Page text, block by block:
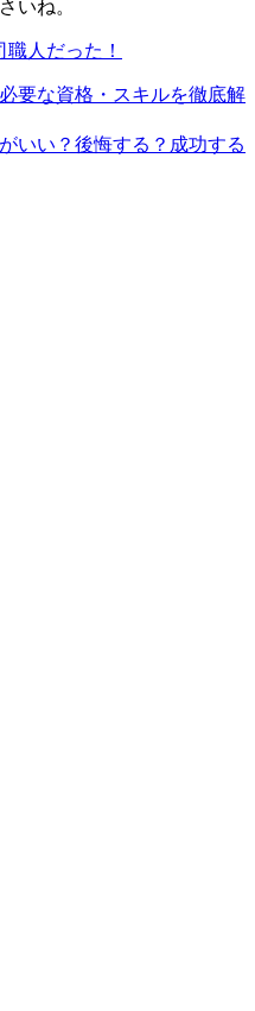
いね。
要な資格・スキルを徹底解
いい？後悔する？成功する